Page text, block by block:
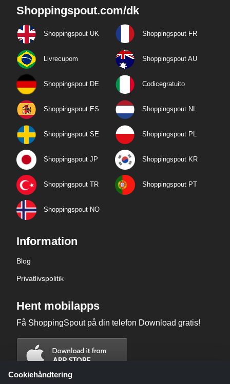
Shoppingspout.com/dk
Shoppingspout UK Shoppingspout FR
Livrecupom Shoppingspout AU
Shoppingspout DE Codicegratuito
Shoppingspout ES Shoppingspout NL
Shoppingspout SE Shoppingspout PL
Shoppingspout JP Shoppingspout KR
Shoppingspout TR Shoppingspout PT
Shoppingspout NO
Information
Blog
Privatlivspolitik
Hent mobilapps
Få ShoppingSpout på din telefon Download gratis!
Cookiehåndtering